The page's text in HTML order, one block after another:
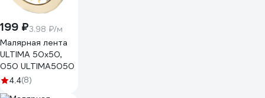
199 ₽3.98 ₽/м
Малярная лента
ULTIMA 50x50,
050 ULTIMA5050
4.4(8)